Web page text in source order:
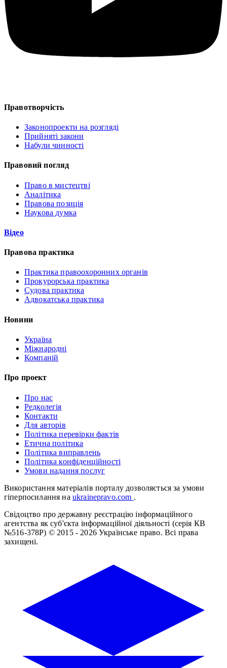
Правотворчість
Законопроекти на розгляді
Прийняті закони
Набули чинності
Правовий погляд
Право в мистецтві
Аналітика
Правова позиція
Наукова думка
Відео
Правова практика
Практика правоохоронних органів
Прокурорська практика
Судова практика
Адвокатська практика
Новини
Україна
Міжнародні
Компаній
Про проект
Про нас
Редколегія
Контакти
Для авторів
Політика перевірки фактів
Етична політика
Політика виправлень
Політика конфіденційності
Умови надання послуг
Використання матеріалів порталу дозволяється за умови
гіперпосилання на ukrainepravo.com .
Свідоцтво про державну реєстрацію інформаційного
агентства як суб'єкта інформаційної діяльності (серія КВ
№516-378Р) © 2015 - 2026 Українське право. Всі права
захищені.